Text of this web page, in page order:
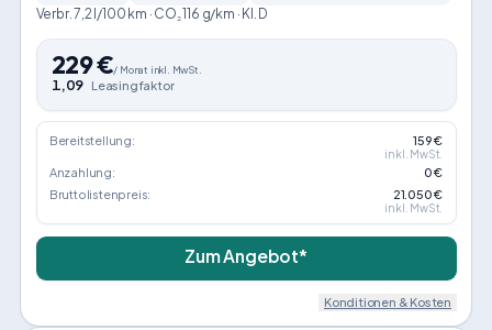
Verbr. 7,2 l/100 km · CO₂ 116 g/km · Kl. D
229€/ Monat inkl. MwSt.
1,09 Leasingfaktor
Bereitstellung: 159 €
inkl. MwSt.
Anzahlung:
0 €
Bruttolistenpreis:
21.050 €
inkl. MwSt.
Zum Angebot*
Konditionen & Kosten